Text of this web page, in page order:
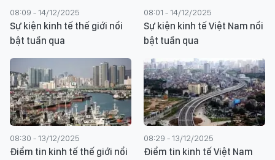
08:09 - 14/12/2025
Sự kiện kinh tế thế giới nổi
bật tuần qua
08:01 - 14/12/2025
Sự kiện kinh tế Việt Nam nổi
bật tuần qua
08:30 - 13/12/2025
Điểm tin kinh tế thế giới nổi
08:29 - 13/12/2025
Điểm tin kinh tế Việt Nam